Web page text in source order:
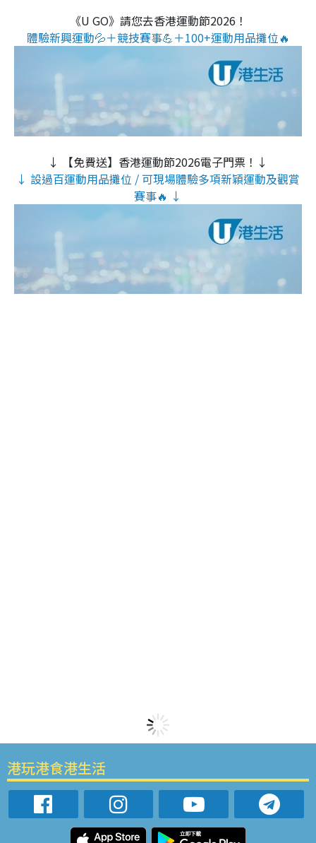
《U GO》請您去香港運動節2026！
體驗新興運動💦＋競技賽事💪＋100+運動用品攤位🔥
↓ 【免費送】香港運動節2026電子門票！↓
↓ 設過百運動用品攤位 / 可現場體驗多項新穎運動及觀賞
賽事🔥 ↓
港玩港食港生活